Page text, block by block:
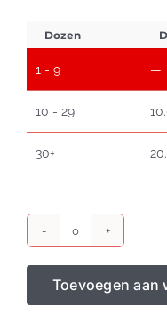
Dozen
1 - 9 —
10 - 29
30+
Epson
ERC
18
violet
Toevoegen aan